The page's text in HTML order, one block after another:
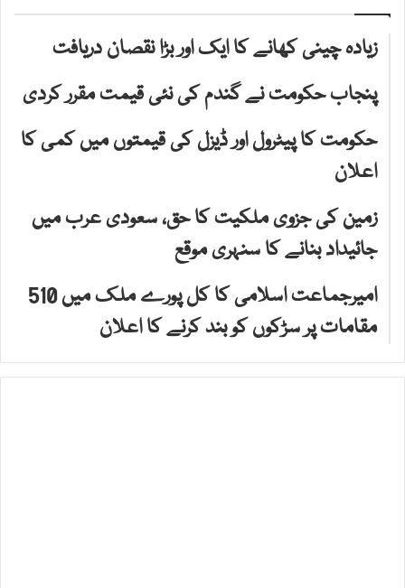
زیادہ چینی کھانے کا ایک اور بڑا نقصان دریافت
پنجاب حکومت نے گندم کی نئی قیمت مقرر کردی
حکومت کا پیٹرول اور ڈیزل کی قیمتوں میں کمی کا
اعلان
زمین کی جزوی ملکیت کا حق، سعودی عرب میں
جائیداد بنانے کا سنہری موقع
امیرجماعت اسلامی کا کل پورے ملک میں 510
مقامات پر سڑکوں کو بند کرنے کا اعلان